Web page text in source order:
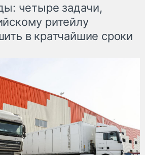
четыре задачи,
ритейлу
в кратчайшие сроки